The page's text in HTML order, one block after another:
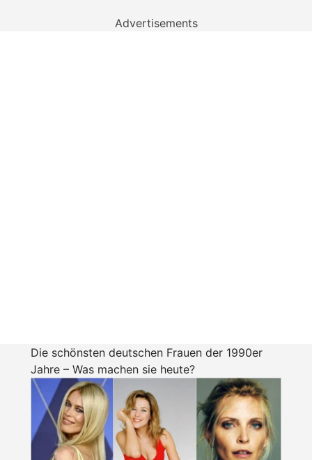
Advertisements
Die schönsten deutschen Frauen der 1990er
Jahre – Was machen sie heute?